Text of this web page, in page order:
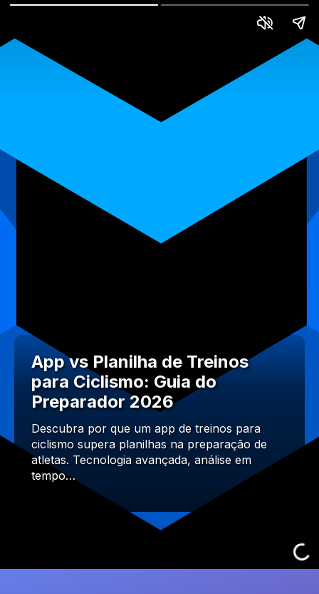
App vs Planilha de Treinos
para Ciclismo: Guia do
Preparador 2026
Descubra por que um app de treinos para
ciclismo supera planilhas na preparação de
atletas. Tecnologia avançada, análise em
tempo…